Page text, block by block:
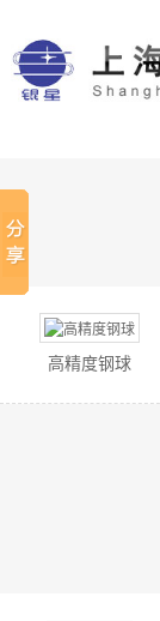
高精度钢球